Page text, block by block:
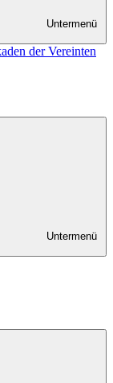
Untermenü
der Vereinten
Untermenü